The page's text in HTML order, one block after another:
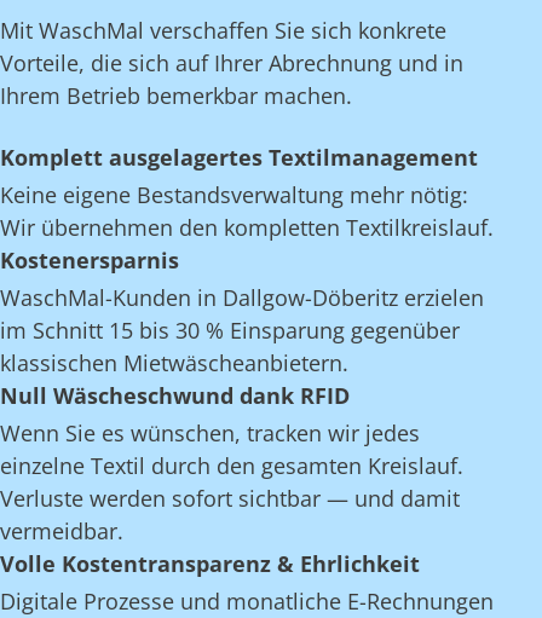
Mit WaschMal verschaffen Sie sich konkrete
Vorteile, die sich auf Ihrer Abrechnung und in
Ihrem Betrieb bemerkbar machen.
Komplett ausgelagertes Textilmanagement
Keine eigene Bestandsverwaltung mehr nötig:
Wir übernehmen den kompletten Textilkreislauf.
Kostenersparnis
WaschMal-Kunden in Dallgow-Döberitz erzielen
im Schnitt 15 bis 30 % Einsparung gegenüber
klassischen Mietwäscheanbietern.
Null Wäscheschwund dank RFID
Wenn Sie es wünschen, tracken wir jedes
einzelne Textil durch den gesamten Kreislauf.
Verluste werden sofort sichtbar — und damit
vermeidbar.
Volle Kostentransparenz & Ehrlichkeit
Digitale Prozesse und monatliche E-Rechnungen